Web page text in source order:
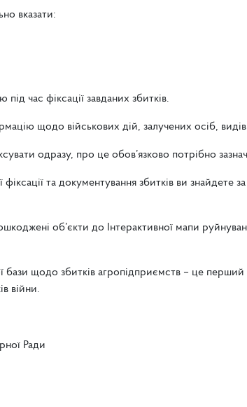
вказати:
час фіксації завданих збитків.
щодо військових дій, залучених осіб,
одразу, про це обов’язково потрібно
та документування збитків ви знайдете
об’єкти до Інтерактивної мапи
бази щодо збитків агропідприємств – це
війни.
Ради